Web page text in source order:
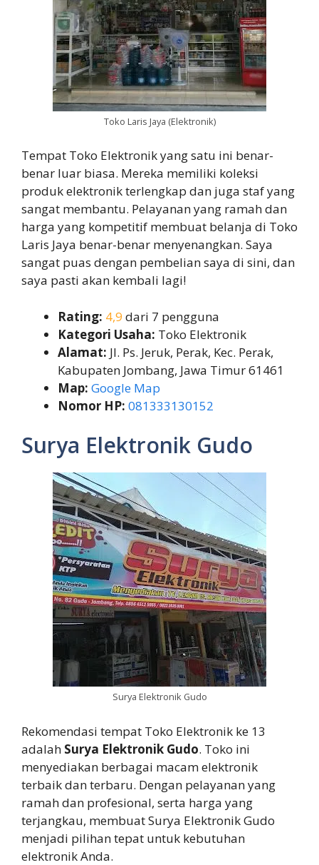
Toko Laris Jaya (Elektronik)
Tempat Toko Elektronik yang satu ini benar-
benar luar biasa. Mereka memiliki koleksi
produk elektronik terlengkap dan juga staf yang
sangat membantu. Pelayanan yang ramah dan
harga yang kompetitif membuat belanja di Toko
Laris Jaya benar-benar menyenangkan. Saya
sangat puas dengan pembelian saya di sini, dan
saya pasti akan kembali lagi!
Rating: 4,9 dari 7 pengguna
Kategori Usaha: Toko Elektronik
Alamat: Jl. Ps. Jeruk, Perak, Kec. Perak,
Kabupaten Jombang, Jawa Timur 61461
Map: Google Map
Nomor HP: 081333130152
Surya Elektronik Gudo
Surya Elektronik Gudo
Rekomendasi tempat Toko Elektronik ke 13
adalah Surya Elektronik Gudo. Toko ini
menyediakan berbagai macam elektronik
terbaik dan terbaru. Dengan pelayanan yang
ramah dan profesional, serta harga yang
terjangkau, membuat Surya Elektronik Gudo
menjadi pilihan tepat untuk kebutuhan
elektronik Anda.